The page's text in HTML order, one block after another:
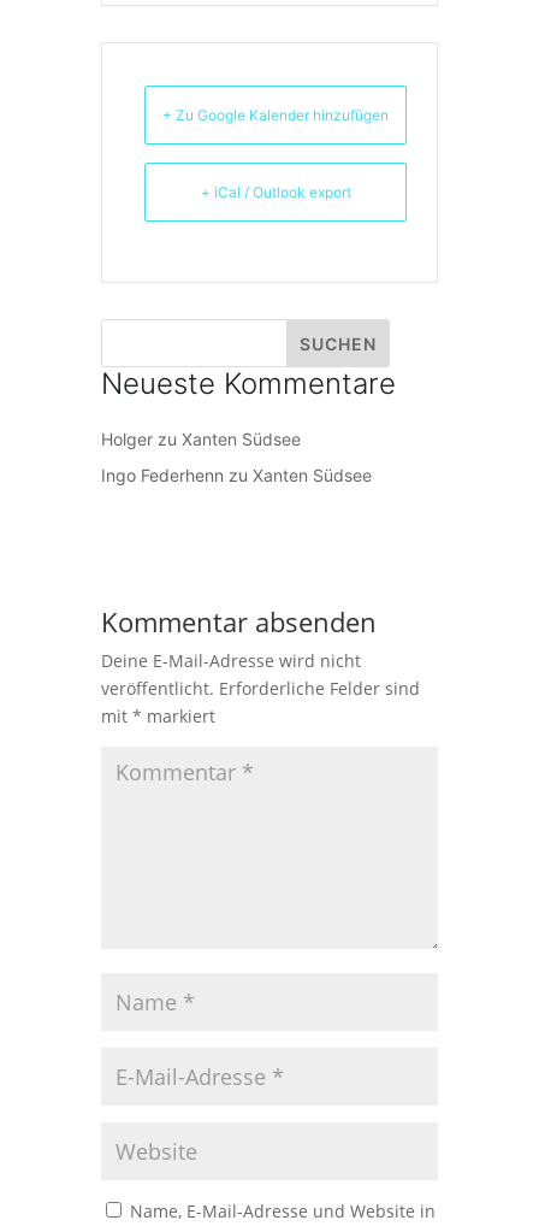
+ Zu Google Kalender hinzufügen
+ iCal / Outlook export
Neueste Kommentare
Holger zu Xanten Südsee
Ingo Federhenn zu Xanten Südsee
Kommentar absenden
Deine E-Mail-Adresse wird nicht
veröffentlicht. Erforderliche Felder sind
mit * markiert
Name, E-Mail-Adresse und Website in